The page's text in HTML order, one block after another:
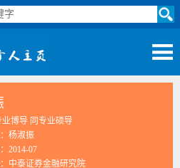
业博导 同专业硕导
杨淑振
2014-07
中泰证券金融研究院